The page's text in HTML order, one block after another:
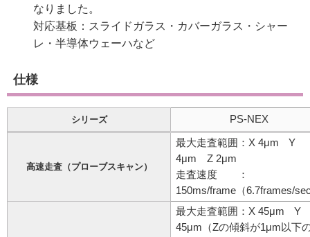
なりました。
対応基板：スライドガラス・カバーガラス・シャー
レ・半導体ウェーハなど
仕様
シリーズ PS-NEX
高速走査（プローブスキャン）
最大走査範囲：X 4μm Y
4μm Z 2μm
走査速度 ：
150ms/frame（6.7frames/
最大走査範囲：X 45μm Y
45μm（Zの傾斜が1μm以下